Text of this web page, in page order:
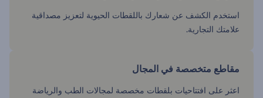
استخدم الكشف عن شعارك باللقطات الحيوية لتعزيز مصداقية
علامتك التجارية.
مقاطع متخصصة في المجال
اعثر على افتتاحيات بلقطات مخصصة لمجالات الطب والرياضة